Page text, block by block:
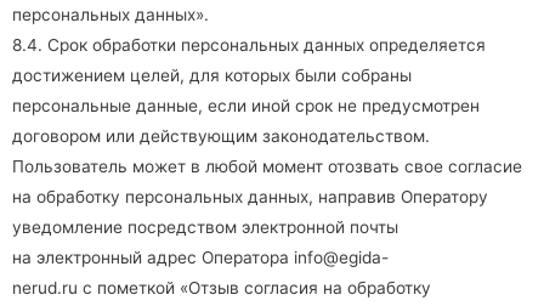
персональных данных».
8.4. Срок обработки персональных данных определяется
достижением целей, для которых были собраны
персональные данные, если иной срок не предусмотрен
договором или действующим законодательством.
Пользователь может в любой момент отозвать свое согласие
на обработку персональных данных, направив Оператору
уведомление посредством электронной почты
на электронный адрес Оператора info@egida-
nerud.ru с пометкой «Отзыв согласия на обработку